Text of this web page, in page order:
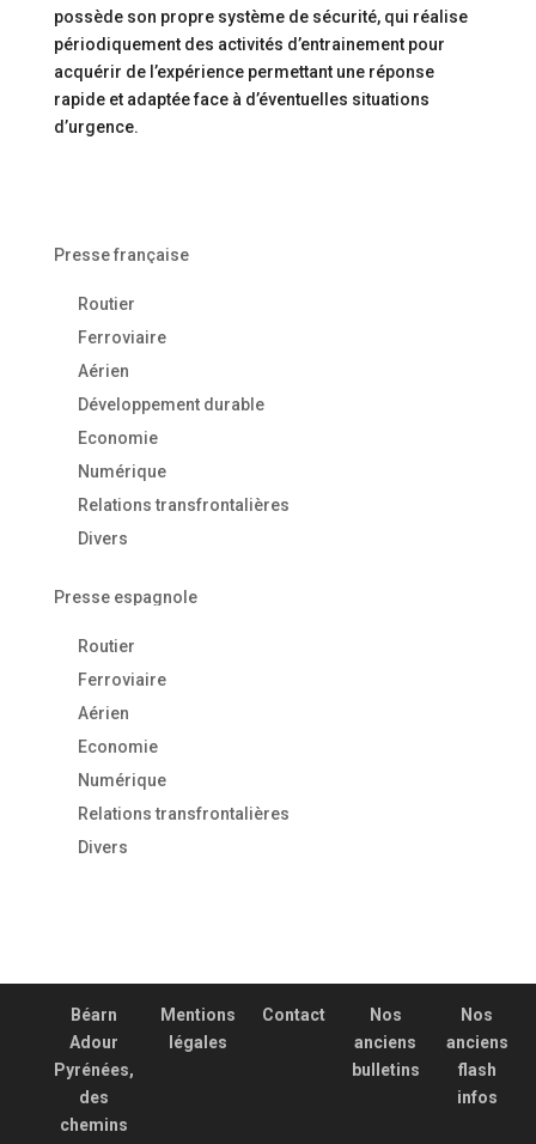
possède son propre système de sécurité, qui réalise
périodiquement des activités d’entrainement pour
acquérir de l’expérience permettant une réponse
rapide et adaptée face à d’éventuelles situations
d’urgence.
Presse française
Routier
Ferroviaire
Aérien
Développement durable
Economie
Numérique
Relations transfrontalières
Divers
Presse espagnole
Routier
Ferroviaire
Aérien
Economie
Numérique
Relations transfrontalières
Divers
Béarn
Adour
Pyrénées,
des
chemins
Mentions
légales
Contact
Nos
anciens
bulletins
Nos
anciens
flash
infos